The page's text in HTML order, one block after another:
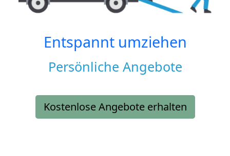
Entspannt umziehen
Persönliche Angebote
Kostenlose Angebote erhalten